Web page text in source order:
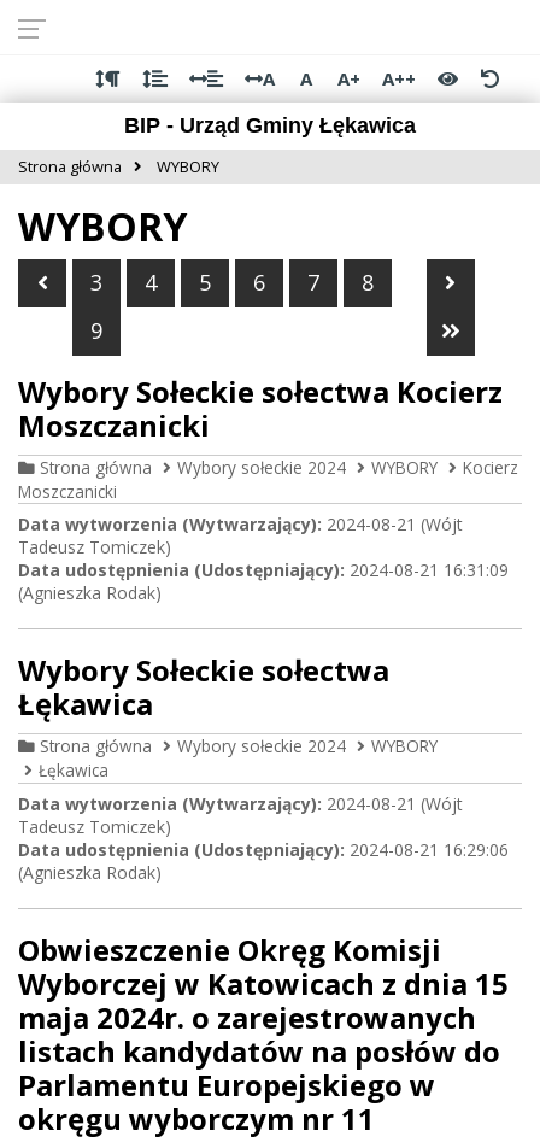
dostępności
głównej
treści
menu
stopki
A A A+
A++
BIP - Urząd Gminy Łękawica
Strona główna WYBORY
WYBORY
Poprzednia strona
3 4 5 6 7
8
9
Wybory Sołeckie sołectwa Kocierz
Moszczanicki
Strona główna Wybory sołeckie 2024 WYBORY
Kocierz
Moszczanicki
Data wytworzenia (Wytwarzający): 2024-08-21 (Wójt
Tadeusz Tomiczek)
Data udostępnienia (Udostępniający): 2024-08-21 16:31:09
(Agnieszka Rodak)
Wybory Sołeckie sołectwa
Łękawica
Strona główna Wybory sołeckie 2024
WYBORY
Łękawica
Data wytworzenia (Wytwarzający): 2024-08-21 (Wójt
Tadeusz Tomiczek)
Data udostępnienia (Udostępniający): 2024-08-21 16:29:06
(Agnieszka Rodak)
Obwieszczenie Okręg Komisji
Wyborczej w Katowicach z dnia 15
maja 2024r. o zarejestrowanych
listach kandydatów na posłów do
Parlamentu Europejskiego w
okręgu wyborczym nr 11